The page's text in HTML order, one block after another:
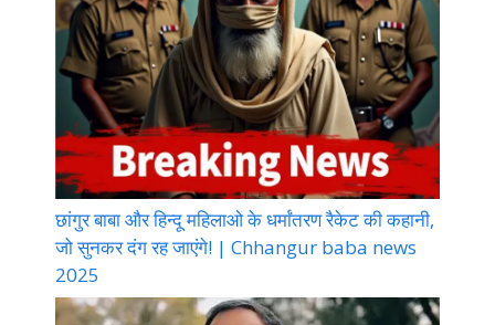
छांगुर बाबा और हिन्दू महिलाओ के धर्मांतरण रैकेट की कहानी,
जो सुनकर दंग रह जाएंगे! | Chhangur baba news
2025